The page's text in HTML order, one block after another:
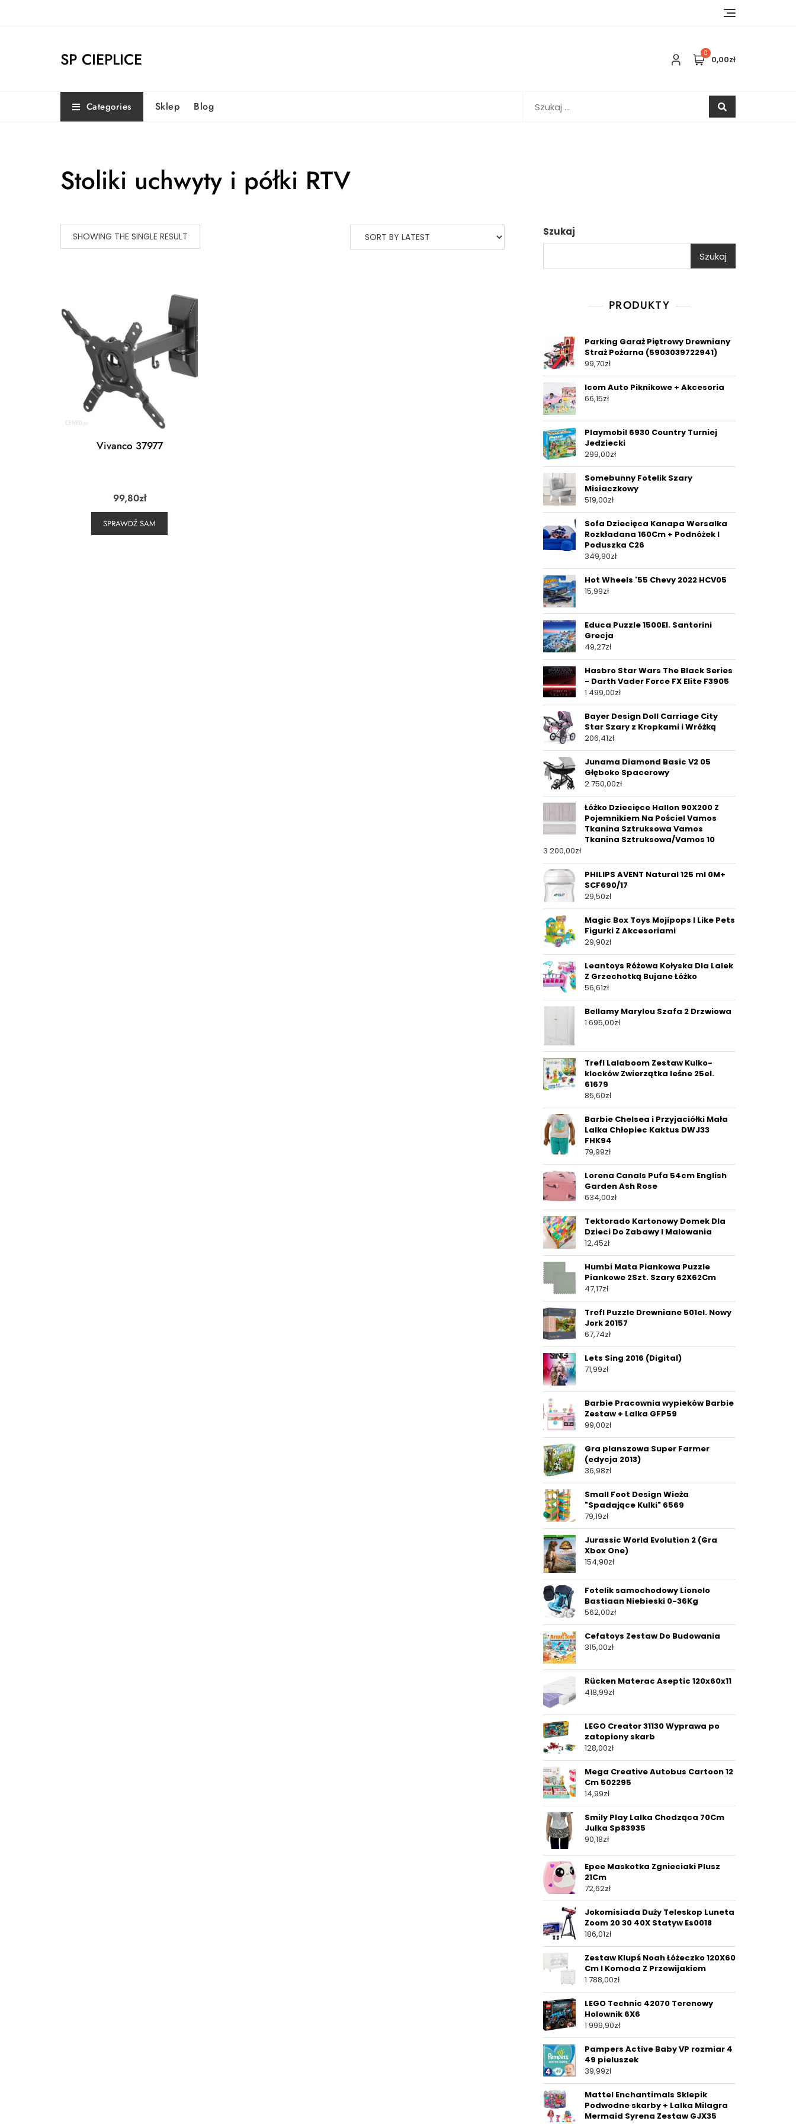
SP CIEPLICE 0
0,00zł
Categories Sklep Blog
Stoliki uchwyty i półki RTV
SHOWING THE SINGLE RESULT
Vivanco 37977
99,80zł
SPRAWDŹ SAM
Szukaj
Szukaj
PRODUKTY
Parking Garaż Piętrowy Drewniany
Straż Pożarna (5903039722941)
99,70zł
Icom Auto Piknikowe + Akcesoria
66,15zł
Playmobil 6930 Country Turniej
Jedziecki
299,00zł
Somebunny Fotelik Szary
Misiaczkowy
519,00zł
Sofa Dziecięca Kanapa Wersalka
Rozkładana 160Cm + Podnóżek I
Poduszka C26
349,90zł
Hot Wheels '55 Chevy 2022 HCV05
15,99zł
Educa Puzzle 1500El. Santorini
Grecja
49,27zł
Hasbro Star Wars The Black Series
- Darth Vader Force FX Elite F3905
1 499,00zł
Bayer Design Doll Carriage City
Star Szary z Kropkami i Wróżką
206,41zł
Junama Diamond Basic V2 05
Głęboko Spacerowy
2 750,00zł
Łóżko Dziecięce Hallon 90X200 Z
Pojemnikiem Na Pościel Vamos
Tkanina Sztruksowa Vamos
Tkanina Sztruksowa/Vamos 10
3 200,00zł
PHILIPS AVENT Natural 125 ml 0M+
SCF690/17
29,50zł
Magic Box Toys Mojipops I Like Pets
Figurki Z Akcesoriami
29,90zł
Leantoys Różowa Kołyska Dla Lalek
Z Grzechotką Bujane Łóżko
56,61zł
Bellamy Marylou Szafa 2 Drzwiowa
1 695,00zł
Trefl Lalaboom Zestaw Kulko-
klocków Zwierzątka leśne 25el.
61679
85,60zł
Barbie Chelsea i Przyjaciółki Mała
Lalka Chłopiec Kaktus DWJ33
FHK94
79,99zł
Lorena Canals Pufa 54cm English
Garden Ash Rose
634,00zł
Tektorado Kartonowy Domek Dla
Dzieci Do Zabawy I Malowania
12,45zł
Humbi Mata Piankowa Puzzle
Piankowe 2Szt. Szary 62X62Cm
47,17zł
Trefl Puzzle Drewniane 501el. Nowy
Jork 20157
67,74zł
Lets Sing 2016 (Digital)
71,99zł
Barbie Pracownia wypieków Barbie
Zestaw + Lalka GFP59
99,00zł
Gra planszowa Super Farmer
(edycja 2013)
36,98zł
Small Foot Design Wieża
"Spadające Kulki" 6569
79,19zł
Jurassic World Evolution 2 (Gra
Xbox One)
154,90zł
Fotelik samochodowy Lionelo
Bastiaan Niebieski 0-36Kg
562,00zł
Cefatoys Zestaw Do Budowania
315,00zł
Rücken Materac Aseptic 120x60x11
418,99zł
LEGO Creator 31130 Wyprawa po
zatopiony skarb
128,00zł
Mega Creative Autobus Cartoon 12
Cm 502295
14,99zł
Smily Play Lalka Chodząca 70Cm
Julka Sp83935
90,18zł
Epee Maskotka Zgnieciaki Plusz
21Cm
72,62zł
Jokomisiada Duży Teleskop Luneta
Zoom 20 30 40X Statyw Es0018
186,01zł
Zestaw Klupś Noah Łóżeczko 120X60
Cm I Komoda Z Przewijakiem
1 788,00zł
LEGO Technic 42070 Terenowy
Holownik 6X6
1 999,90zł
Pampers Active Baby VP rozmiar 4
49 pieluszek
39,99zł
Mattel Enchantimals Sklepik
Podwodne skarby + Lalka Milagra
Mermaid Syrena Zestaw GJX35